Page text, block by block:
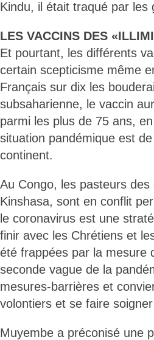
Kindu, il était traqué par les
LES VACCINS DES
Et pourtant, les différents
certain scepticisme même
Français sur dix les
subsaharienne, le vaccin
parmi les plus de 75 ans,
situation pandémique est
continent.
Au Congo, les pasteurs
Kinshasa, sont en conflit
le coronavirus est une
finir avec les Chrétiens et
été frappées par la mesure
seconde vague de la
mesures-barrières et
volontiers et se faire soigner
Muyembe a préconisé une